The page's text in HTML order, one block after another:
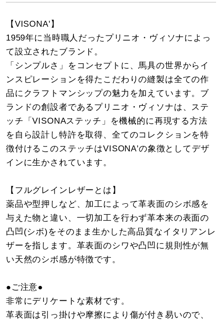
【VISONA'】
1959年に当時職人だったプリニオ・ヴィソナによっ
て設立されたブランド。
「シンプルさ」をコンセプトに、馬具の世界からイ
ンスピレーションを得たこだわりの縫製は全ての作
品にクラフトマンシップの魅力を加えています。ブ
ランドの創設者であるプリニオ・ヴィソナは、ステ
ッチ「VISONAステッチ」を機械的に再現する方法
を自ら設計し特許を取得、全てのコレクションを特
徴付けるこのステッチはVISONA'の象徴としてデザ
インに生かされています。
【フルグレインレザーとは】
薬品や型押しなど、加工によって革表面のシボ感を
与えた物と違い、一切加工を行わず革本来の表面の
凸凹(シボ)をそのまま生かした高品質なイタリアンレ
ザーを指します。革表面のシワや凸凹に規則性が無
い天然のシボ感が特徴です。
●ご注意●
非常にデリケートな素材です。
革表面は引っ掛けや摩擦により傷が付き易いので、